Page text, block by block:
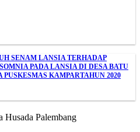
SENAM LANSIA TERHADAP
PADA LANSIA DI DESA BATU
KAMPARTAHUN 2020
Palembang